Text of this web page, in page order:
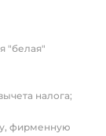
"белая"
налога;
фирменную